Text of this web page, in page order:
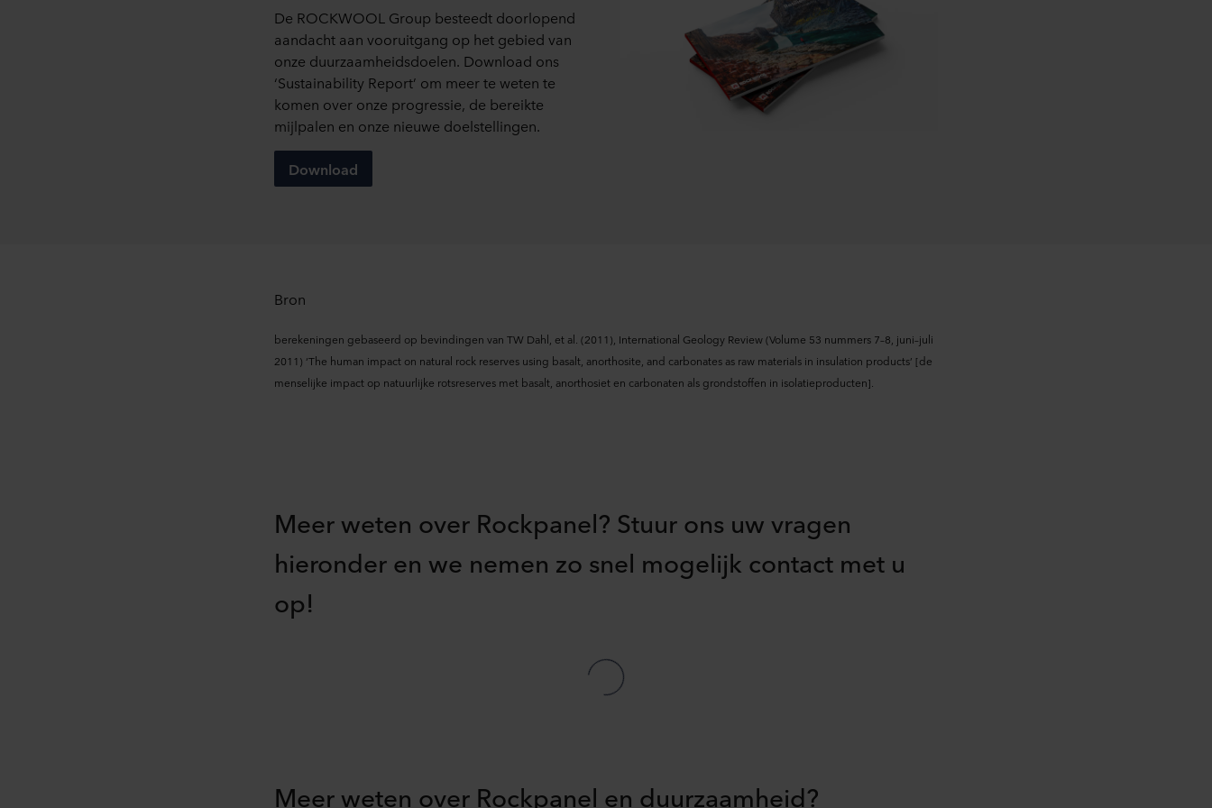
U kunt uw toestemming op elk moment intrekken of wijzigen door op het cookie-icoontje onderaan de website te klikken.
Over ons gebruik van cookies kunt u meer lezen in de rubriek ‘Over ons’, en over de verwerking van persoonsgegevens
Privacy statements. Daarin staat ook welk specifiek ROCKWOOL-bedrijf de verwerkingsverantwoordelijke is
voor uw persoonsgegevens.
De ROCKWOOL Group besteedt doorlopend
aandacht aan vooruitgang op het gebied van
onze duurzaamheidsdoelen. Download ons
‘Sustainability Report’ om meer te weten te
komen over onze progressie, de bereikte
mijlpalen en onze nieuwe doelstellingen.
Download
Bron
berekeningen gebaseerd op bevindingen van TW Dahl, et al. (2011), International Geology Review (Volume 53 nummers 7–8, juni–juli
2011) ‘The human impact on natural rock reserves using basalt, anorthosite, and carbonates as raw materials in insulation products’ [de
menselijke impact op natuurlijke rotsreserves met basalt, anorthosiet en carbonaten als grondstoffen in isolatieproducten].
Meer weten over Rockpanel? Stuur ons uw vragen
hieronder en we nemen zo snel mogelijk contact met u
op!
Meer weten over Rockpanel en duurzaamheid?